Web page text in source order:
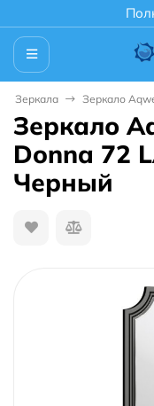
Зеркала Зеркало
Зеркало
Donna 72
Черный